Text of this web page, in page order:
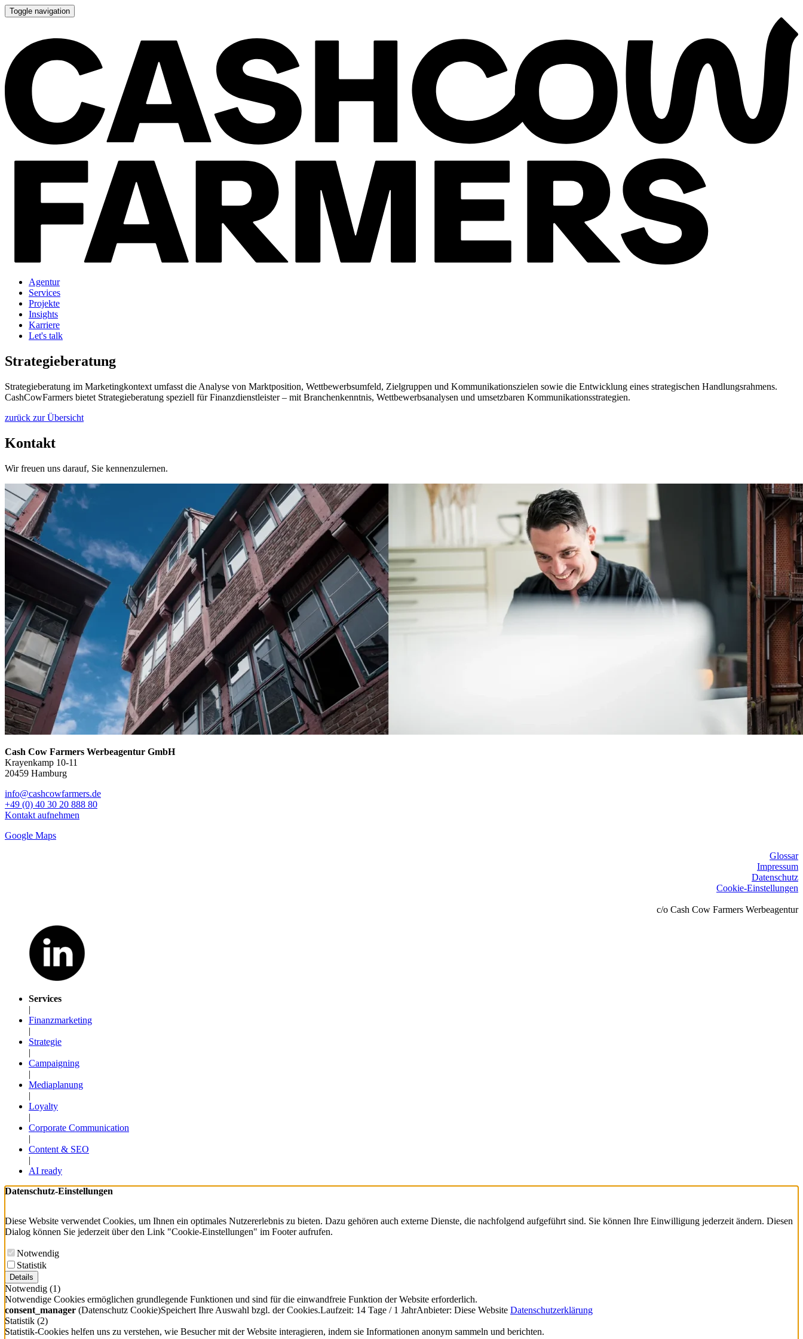
Toggle navigation
Agentur
Services
Projekte
Insights
Karriere
Let's talk
Strategieberatung
Strategieberatung im Marketingkontext umfasst die Analyse von Marktposition, Wettbewerbsumfeld, Zielgruppen und Kommunikationszielen sowie die Entwicklung eines strategischen Handlungsrahmens.
CashCowFarmers bietet Strategieberatung speziell für Finanzdienstleister – mit Branchenkenntnis, Wettbewerbsanalysen und umsetzbaren Kommunikationsstrategien.
zurück zur Übersicht
Kontakt
Wir freuen uns darauf, Sie kennenzulernen.
Cash Cow Farmers Werbeagentur GmbH
Krayenkamp 10-11
20459 Hamburg
info@cashcowfarmers.de
+49 (0) 40 30 20 888 80
Kontakt aufnehmen
Google Maps
Glossar
Impressum
Datenschutz
Cookie-Einstellungen
c/o Cash Cow Farmers Werbeagentur
Services
|
Finanzmarketing
|
Strategie
|
Campaigning
|
Mediaplanung
|
Loyalty
|
Corporate Communication
|
Content & SEO
|
AI ready
Datenschutz-Einstellungen
Diese Website verwendet Cookies, um Ihnen ein optimales Nutzererlebnis zu bieten. Dazu gehören auch externe Dienste, die nachfolgend aufgeführt sind. Sie können Ihre Einwilligung jederzeit ändern. Diesen
Dialog können Sie jederzeit über den Link "Cookie-Einstellungen" im Footer aufrufen.
Notwendig
Statistik
Details
Notwendig (1)
Notwendige Cookies ermöglichen grundlegende Funktionen und sind für die einwandfreie Funktion der Website erforderlich.
consent_manager (Datenschutz Cookie)Speichert Ihre Auswahl bzgl. der Cookies.Laufzeit: 14 Tage / 1 JahrAnbieter: Diese Website Datenschutzerklärung
Statistik (2)
Statistik-Cookies helfen uns zu verstehen, wie Besucher mit der Website interagieren, indem sie Informationen anonym sammeln und berichten.